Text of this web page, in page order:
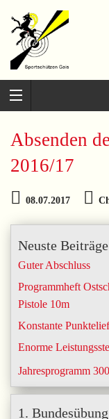
Absenden
2016/17
08.07.2017
Neuste Beiträge
Guter Abschluss
Programmheft
Pistole 10m
Konstante
Enorme
Jahresprogramm
1.